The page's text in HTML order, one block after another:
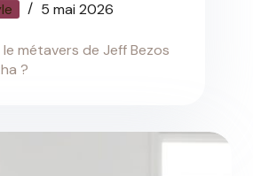
5 mai 2026
métavers de Jeff Bezos
?